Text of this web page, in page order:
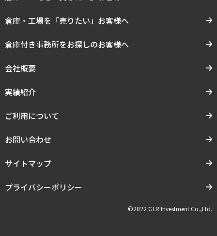
倉庫・工場を「売りたい」お客様へ
倉庫付き事務所をお探しのお客様へ
会社概要
実績紹介
ご利用について
お問い合わせ
サイトマップ
プライバシーポリシー
©2022 GLR Investment Co.,Ltd.